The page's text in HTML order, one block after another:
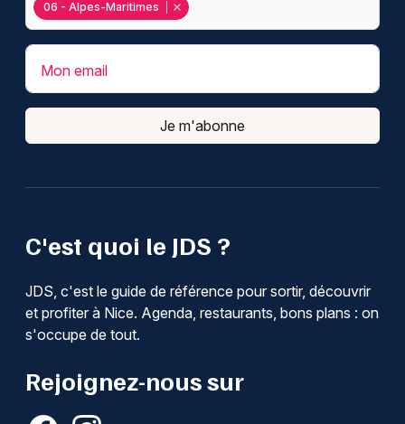
C'est quoi le JDS ?
JDS, c'est le guide de référence pour sortir, découvrir
et profiter à Nice. Agenda, restaurants, bons plans : on
s'occupe de tout.
Rejoignez-nous sur
06 - Alpes-Maritimes
Mon email
Je m'abonne